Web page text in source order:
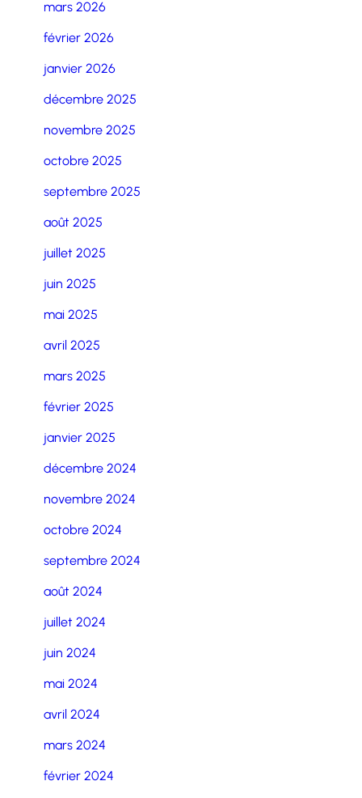
mars 2026
février 2026
janvier 2026
décembre 2025
novembre 2025
octobre 2025
septembre 2025
août 2025
juillet 2025
juin 2025
mai 2025
avril 2025
mars 2025
février 2025
janvier 2025
décembre 2024
novembre 2024
octobre 2024
septembre 2024
août 2024
juillet 2024
juin 2024
mai 2024
avril 2024
mars 2024
février 2024